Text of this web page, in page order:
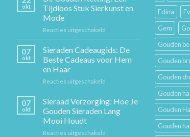
okt
Tijdloos Stuk Sierkunst en
Mode
Reacties uitgeschakeld
Gouden
Een
Mode
07
okt
Sieraden Cadeaugids: De
Beste Cadeaus voor Hem
en Haar
Reacties uitgeschakeld
Cadeaugids:
De
Beste
07
okt
Sieraad Verzorging: Hoe Je
Gouden Sieraden Lang
Mooi Houdt
Reacties uitgeschakeld
Edina
Gem
Gouden
Gouden
Gouden
Gouden
Gouden
Gouden